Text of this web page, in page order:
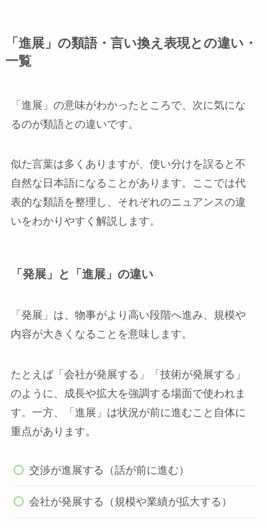
「進展」の類語・言い換え表現との違い・
一覧
「進展」の意味がわかったところで、次に気にな
るのが類語との違いです。
似た言葉は多くありますが、使い分けを誤ると不
自然な日本語になることがあります。ここでは代
表的な類語を整理し、それぞれのニュアンスの違
いをわかりやすく解説します。
「発展」と「進展」の違い
「発展」は、物事がより高い段階へ進み、規模や
内容が大きくなることを意味します。
たとえば「会社が発展する」「技術が発展する」
のように、成長や拡大を強調する場面で使われま
す。一方、「進展」は状況が前に進むこと自体に
重点があります。
交渉が進展する（話が前に進む）
会社が発展する（規模や業績が拡大する）